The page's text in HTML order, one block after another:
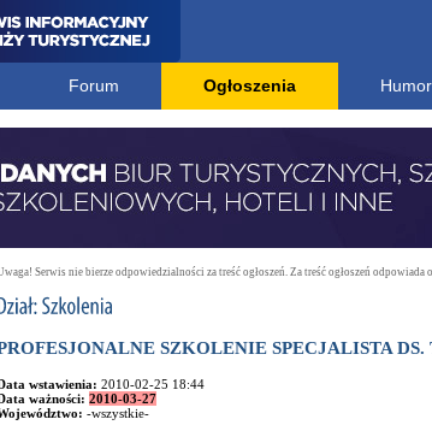
Forum Ogłoszenia Humor
Serwis nie bierze odpowiedzialności za treść ogłoszeń. Za treść ogłoszeń odpowiada
SZKOLENIE SPECJALISTA
wstawienia: 2010-02-25 18:44
ważności: 2010-03-27
-wszystkie-